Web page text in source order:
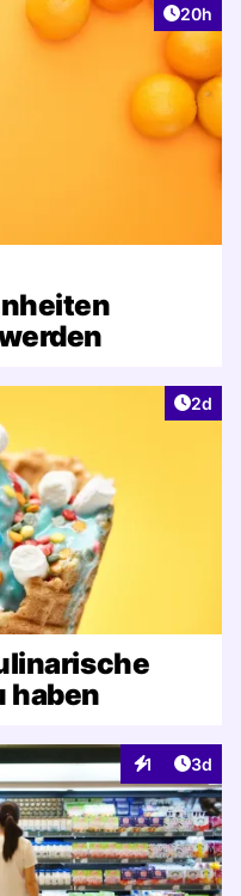
Artikel
20h
2d
haben
1
Interaktionen
3d